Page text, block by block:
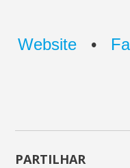
Website •
PARTILHAR